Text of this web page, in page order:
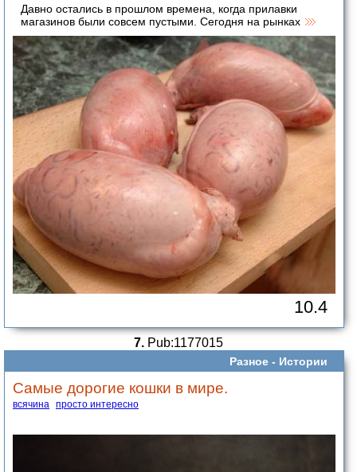
Давно остались в прошлом времена, когда прилавки
магазинов были совсем пустыми. Сегодня на рынках
10.4
7. Pub:1177015
Разное - Истории
Самые дорогие кошки в мире.
всячина просто интересно